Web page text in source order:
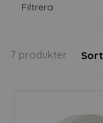
Filtrera
7 produkter